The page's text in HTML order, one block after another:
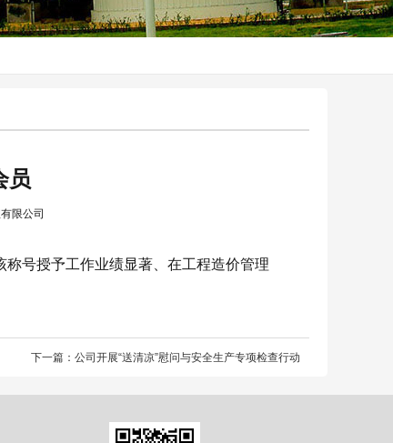
员
限公司
称号授予工作业绩显著、在工程造价管理
下一篇：公司开展“送清凉”慰问与安全生产专项检查行动